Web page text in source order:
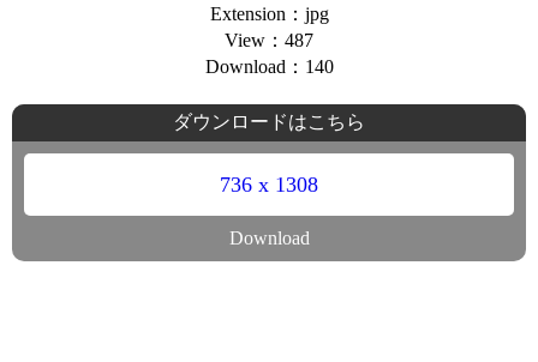
Extension：jpg
View：487
Download：140
ダウンロードはこちら
736 x 1308
Download